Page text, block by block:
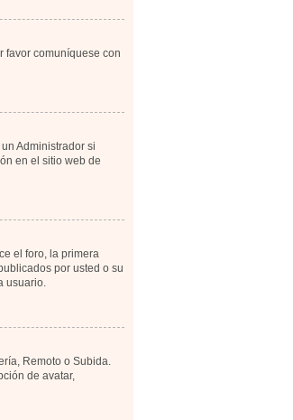
favor comuníquese con
Administrador si
en el sitio web de
el foro, la primera
por usted o su
usuario.
Remoto o Subida.
de avatar,